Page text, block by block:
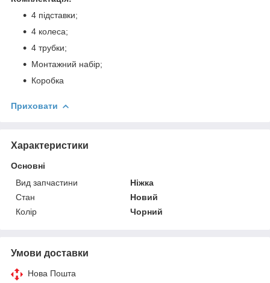
4 підставки;
4 колеса;
4 трубки;
Монтажний набір;
Коробка
Приховати
Характеристики
Основні
Вид запчастини
Ніжка
Стан
Новий
Колір
Чорний
Умови доставки
Нова Пошта